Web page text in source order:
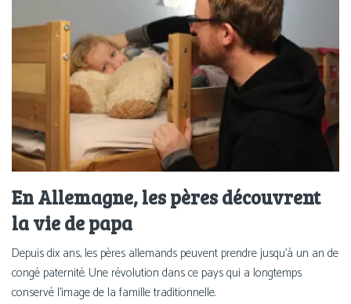
En Allemagne, les pères découvrent
la vie de papa
Depuis dix ans, les pères allemands peuvent prendre jusqu’à un an de
congé paternité. Une révolution dans ce pays qui a longtemps
conservé l’image de la famille traditionnelle.